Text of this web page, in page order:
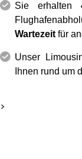
Sie erhalten
Wartezeit für
Unser
Ihnen rund um
>